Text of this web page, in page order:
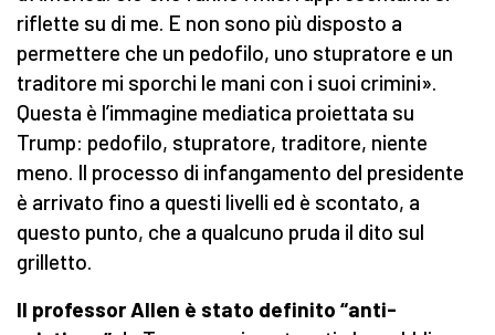
riflette su di me. E non sono più disposto a
permettere che un pedofilo, uno stupratore e un
traditore mi sporchi le mani con i suoi crimini».
Questa è l’immagine mediatica proiettata su
Trump: pedofilo, stupratore, traditore, niente
meno. Il processo di infangamento del presidente
è arrivato fino a questi livelli ed è scontato, a
questo punto, che a qualcuno pruda il dito sul
grilletto.
Il professor Allen è stato definito “anti-